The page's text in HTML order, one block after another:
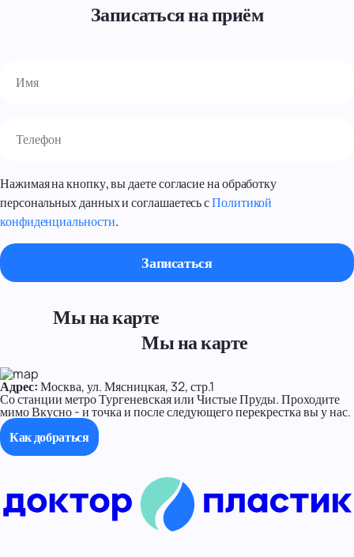
Записаться на приём
Нажимая на кнопку, вы даете согласие на обработку
персональных данных и соглашаетесь сПолитикой
конфиденциальности.
Мы на карте
Мы на карте
Адрес:Москва, ул. Мясницкая, 32, стр.1
Со станции метро Тургеневская или Чистые Пруды. Проходите
мимо Вкусно - и точка и после следующего перекрестка вы у нас.
Как добраться